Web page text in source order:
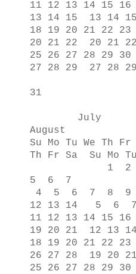
11 12 13 14 15
13 14 15 13 14
18 19 20 21 22
20 21 22 20 21
25 26 27 28 29
27 28 29 27
August
Su Mo Tu We Th
Th Fr Sa Su Mo
1 2 3
5 6 7 1
4 5 6 7 8 9
12 13 14 5 6
11 12 13 14 15
19 20 21 12 13
18 19 20 21 22
26 27 28 19 20
25 26 27 28 29